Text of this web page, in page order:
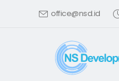
office@nsd.id